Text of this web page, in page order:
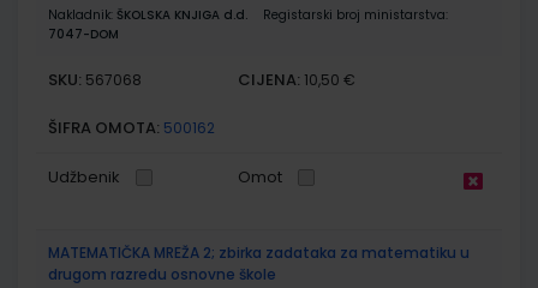
Nakladnik: ŠKOLSKA KNJIGA d.d.
Registarski broj ministarstva:
7047-DOM
SKU: 567068 CIJENA: 10,50 €
ŠIFRA OMOTA: 500162
Udžbenik Omot
MATEMATIČKA MREŽA 2; zbirka zadataka za matematiku u
drugom razredu osnovne škole